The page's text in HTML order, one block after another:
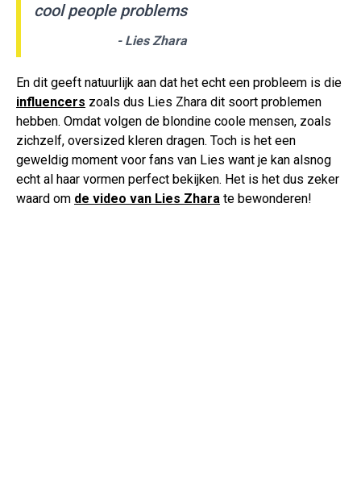
cool people problems
- Lies Zhara
En dit geeft natuurlijk aan dat het echt een probleem is die
influencers zoals dus Lies Zhara dit soort problemen
hebben. Omdat volgen de blondine coole mensen, zoals
zichzelf, oversized kleren dragen. Toch is het een
geweldig moment voor fans van Lies want je kan alsnog
echt al haar vormen perfect bekijken. Het is het dus zeker
waard om de video van Lies Zhara te bewonderen!